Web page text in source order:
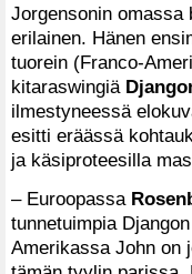
Jorgensonin
erilainen. Hänen
tuorein (Franco-
kitaraswingiä
ilmestyneessä
esitti eräässä
ja käsiproteesilla
– Euroopassa
tunnetuimpia
Amerikassa John on